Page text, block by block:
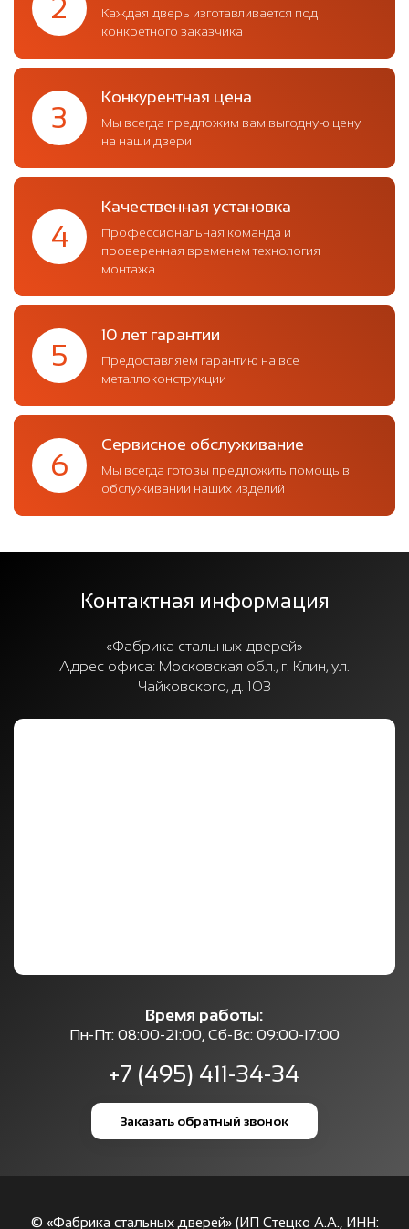
2
Каждая дверь изготавливается под
конкретного заказчика
3
Конкурентная цена
Мы всегда предложим вам выгодную цену
на наши двери
4
Качественная установка
Профессиональная команда и
проверенная временем технология
монтажа
5
10 лет гарантии
Предоставляем гарантию на все
металлоконструкции
6
Сервисное обслуживание
Мы всегда готовы предложить помощь в
обслуживании наших изделий
Контактная информация
«Фабрика стальных дверей»
Адрес офиса: Московская обл., г. Клин, ул.
Чайковского, д. 103
Время работы:
Пн-Пт: 08:00-21:00, Сб-Вс: 09:00-17:00
+7 (495) 411-34-34
Заказать обратный звонок
© «Фабрика стальных дверей» (ИП Стецко А.А., ИНН: